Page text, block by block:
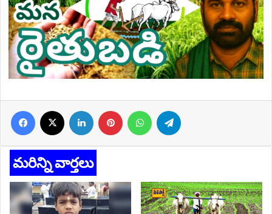
Facebook LinkedIn Pinterest WhatsApp
మరిన్ని వార్తలు